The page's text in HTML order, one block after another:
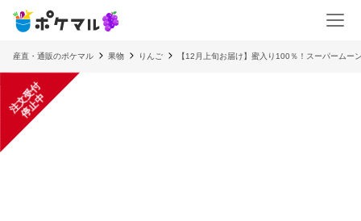
産直・通販のポケマル 果物 りんご 【12月上旬お届け】蜜入り100％！スーパームー
注
文
受
付
停
止
中